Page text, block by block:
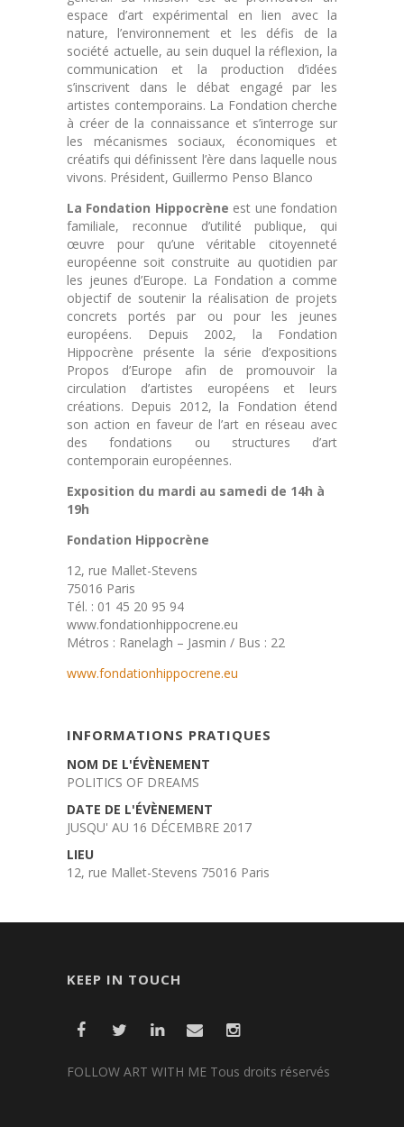
espace d’art expérimental en lien avec la
nature, l’environnement et les défis de la
société actuelle, au sein duquel la réflexion, la
communication et la production d’idées
s’inscrivent dans le débat engagé par les
artistes contemporains. La Fondation cherche
à créer de la connaissance et s’interroge sur
les mécanismes sociaux, économiques et
créatifs qui définissent l’ère dans laquelle nous
vivons. Président, Guillermo Penso Blanco
La Fondation Hippocrène est une fondation
familiale, reconnue d’utilité publique, qui
œuvre pour qu’une véritable citoyenneté
européenne soit construite au quotidien par
les jeunes d’Europe. La Fondation a comme
objectif de soutenir la réalisation de projets
concrets portés par ou pour les jeunes
européens. Depuis 2002, la Fondation
Hippocrène présente la série d’expositions
Propos d’Europe afin de promouvoir la
circulation d’artistes européens et leurs
créations. Depuis 2012, la Fondation étend
son action en faveur de l’art en réseau avec
des fondations ou structures d’art
contemporain européennes.
Exposition du mardi au samedi de 14h à
19h
Fondation Hippocrène
12, rue Mallet-Stevens
75016 Paris
Tél. : 01 45 20 95 94
www.fondationhippocrene.eu
Métros : Ranelagh – Jasmin / Bus : 22
www.fondationhippocrene.eu
INFORMATIONS PRATIQUES
NOM DE L'ÉVÈNEMENT
POLITICS OF DREAMS
DATE DE L'ÉVÈNEMENT
JUSQU' AU 16 DÉCEMBRE 2017
LIEU
12, rue Mallet-Stevens 75016 Paris
KEEP IN TOUCH
FOLLOW ART WITH ME Tous droits réservés